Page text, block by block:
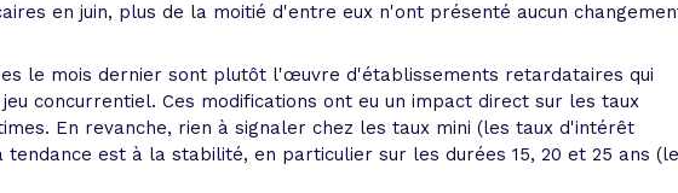
en juin, plus de la moitié d'entre eux n'ont présenté aucun
le mois dernier sont plutôt l'œuvre d'établissements retardataires qui
concurrentiel. Ces modifications ont eu un impact direct sur les taux
En revanche, rien à signaler chez les taux mini (les taux d'intérêt
tendance est à la stabilité, en particulier sur les durées 15, 20 et 25 ans